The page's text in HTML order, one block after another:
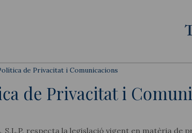
de Privacitat i Comunicacions
de Privacitat i
S.L.P. respecta la legislació vigent en matèria de